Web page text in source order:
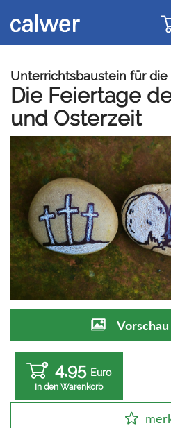
zur
Navigation
zum
Inhalt
Unterrichtsbaustein für die
Die Feiertage
und Osterzeit
4,95 Euro
In den Warenkorb